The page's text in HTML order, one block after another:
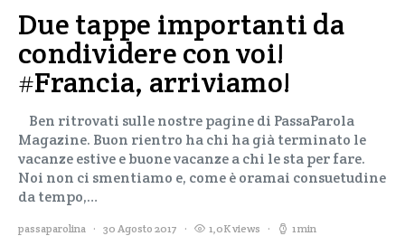
Due tappe importanti da
condividere con voi!
#Francia, arriviamo!
Ben ritrovati sulle nostre pagine di PassaParola
Magazine. Buon rientro ha chi ha già terminato le
vacanze estive e buone vacanze a chi le sta per fare.
Noi non ci smentiamo e, come è oramai consuetudine
da tempo,…
passaparolina 30 Agosto 2017 1,0K views 1 min